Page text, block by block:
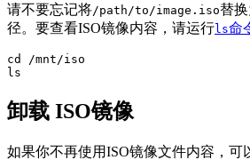
请不要忘记将/path/to/image.iso替
径。要查看ISO镜像内容，请运行ls命
cd /mnt/iso
ls
卸载 ISO镜像
如果你不再使用ISO镜像文件内容，可